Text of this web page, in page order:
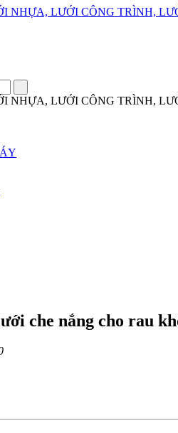
che nắng cho rau